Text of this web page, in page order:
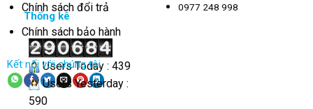
Chính sách đổi trả
Chính sách bảo hành
Kết nối với chúng tôi
0977 248 998
Thống kê
Users Today : 439
Users Yesterday :
590